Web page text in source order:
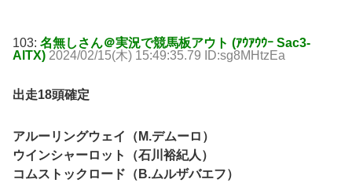
103: 名無しさん＠実況で競馬板アウト (ｱｳｱｳｳｰ Sac3-
AlTX) 2024/02/15(木) 15:49:35.79 ID:sg8MHtzEa
出走18頭確定
アルーリングウェイ（M.デムーロ）
ウインシャーロット（石川裕紀人）
コムストックロード（B.ムルザバエフ）